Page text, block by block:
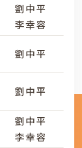
劉中平
李幸容
劉中平
劉中平
劉中平
李幸容